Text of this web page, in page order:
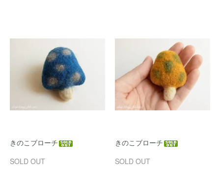
きのこブローチ
SOLD OUT
きのこブローチ
SOLD OUT